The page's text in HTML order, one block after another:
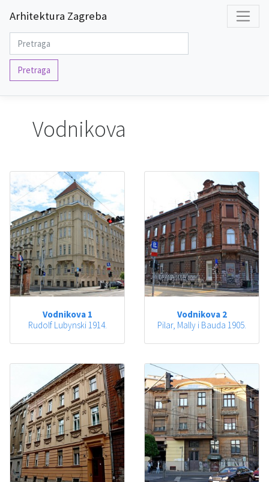
Arhitektura Zagreba
Pretraga
Vodnikova
Vodnikova 1
Rudolf Lubynski 1914.
Vodnikova 2
Pilar, Mally i Bauda 1905.